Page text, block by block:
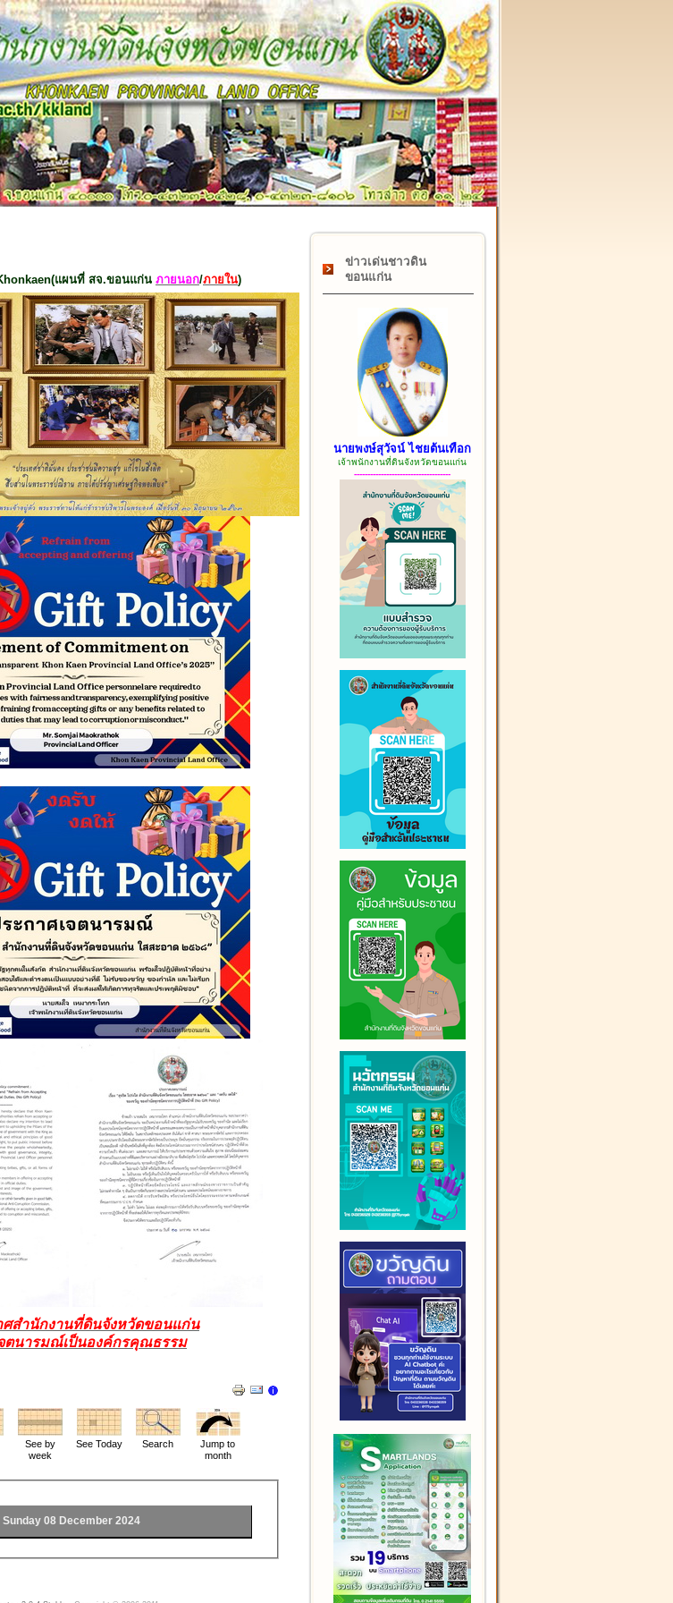
๑๗ กุมภาพันธ์ "วันคล้ายวันสถาปนากรมที่ดิน" ครบรอบ ๑
แผนที่ สจ.ขอนแก่น ภายนอก/ภายใน)
ศสำนักงานที่ดินจังหวัดขอนแก่น
จตนารมณ์เป็นองค์กรคุณธรรม
See by
week
See Today Search
Jump to
month
Sunday 08 December 2024
ข่าวเด่นชาวดิน
ขอนแก่น
นายพงษ์สุวัจน์ ไชยต้นเทือก
เจ้าพนักงานที่ดินจังหวัดขอนแก่น
------------------------------------